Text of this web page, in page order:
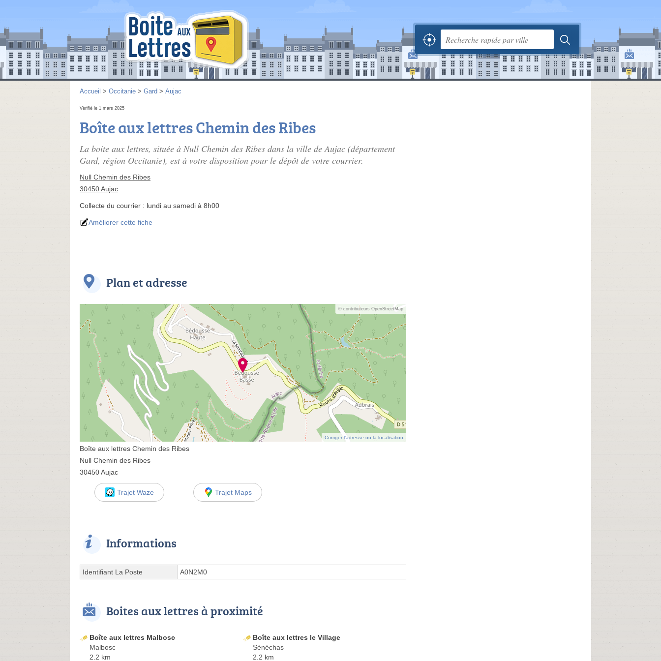
Accueil > Occitanie > Gard > Aujac
Vérifié le 1 mars 2025
Boîte aux lettres Chemin des Ribes
La boite aux lettres, située à Null Chemin des Ribes dans la ville de Aujac (département
Gard, région Occitanie), est à votre disposition pour le dépôt de votre courrier.
Null Chemin des Ribes
30450 Aujac
Collecte du courrier : lundi au samedi à 8h00
Améliorer cette fiche
Plan et adresse
© contributeurs OpenStreetMap
Corriger l’adresse ou la localisation
Boîte aux lettres Chemin des Ribes
Null Chemin des Ribes
30450 Aujac
Trajet Waze Trajet Maps
Informations
Identifiant La Poste A0N2M0
Boites aux lettres à proximité
Boîte aux lettres Malbosc
Malbosc
2.2 km
Boîte aux lettres le Village
Sénéchas
2.2 km